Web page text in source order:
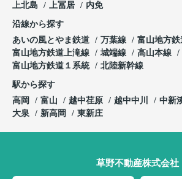
上北島
上冨居 内免
沿線から探す
あいの風とやま鉄道
万葉線 富山地方
富山地方鉄道上滝線
城端線 高山本線
富山地方鉄道１系統
北陸新幹線
駅から探す
高岡
富山 越中荏原 越中中川 中新
大泉
新高岡 東新庄
草野不動産株式会社